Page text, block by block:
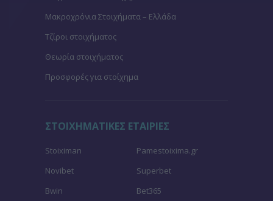
Μακροχρόνια Στοιχήματα – Ελλάδα
Τζίροι στοιχήματος
Θεωρία στοιχήματος
Προσφορές για στοίχημα
ΣΤΟΙΧΗΜΑΤΙΚΕΣ ΕΤΑΙΡΙΕΣ
Stoiximan
Pamestoixima.gr
Novibet
Superbet
Bwin
Bet365